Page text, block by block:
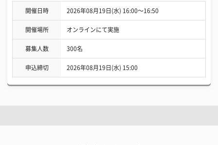
開催日時 2026年08月19日(水) 16:00〜16:50
開催場所 オンラインにて実施
募集人数 300名
申込締切 2026年08月19日(水) 15:00